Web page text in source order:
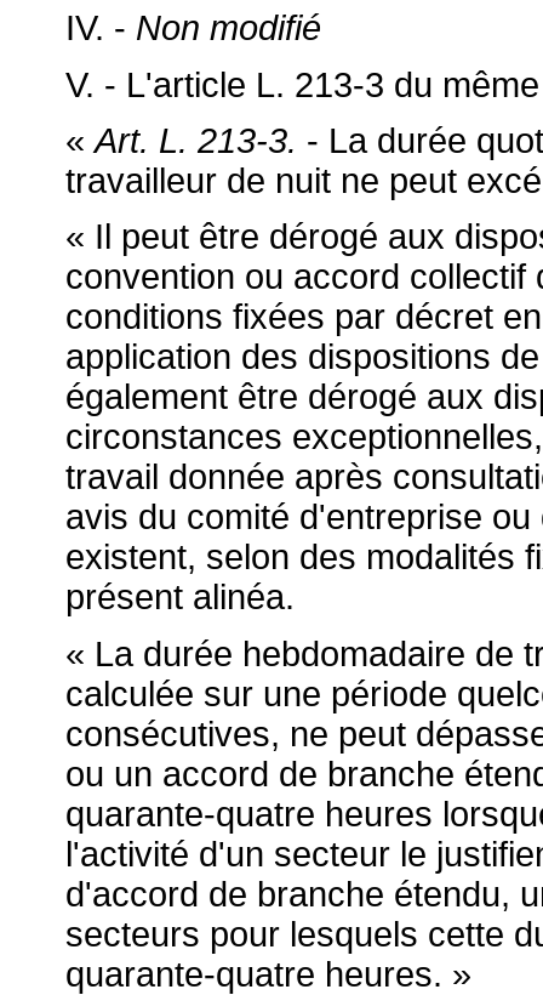
IV. - Non modifié
V. - L'article L. 213-3 du
«Art. L. 213-3. - La durée
travailleur de nuit ne peut
« Il peut être dérogé aux
convention ou accord
conditions fixées par décret
application des dispositions
également être dérogé aux
circonstances
travail donnée après
avis du comité d'entreprise
existent, selon des modalités
présent alinéa.
« La durée hebdomadaire de
calculée sur une période
consécutives, ne peut
ou un accord de branche
quarante-quatre heures
l'activité d'un secteur le
d'accord de branche étendu,
secteurs pour lesquels cette
quarante-quatre heures. »